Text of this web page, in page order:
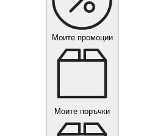
Моите промоции
Моите поръчки